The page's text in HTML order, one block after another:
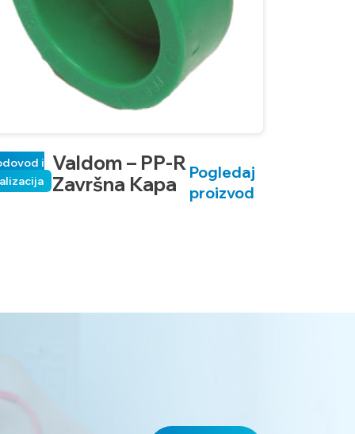
Valdom – PP-R
Završna Kapa
i
Pogledaj
proizvod